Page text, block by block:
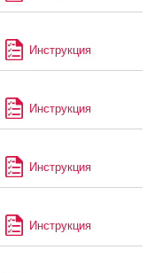
Инструкция
Инструкция
Инструкция
Инструкция